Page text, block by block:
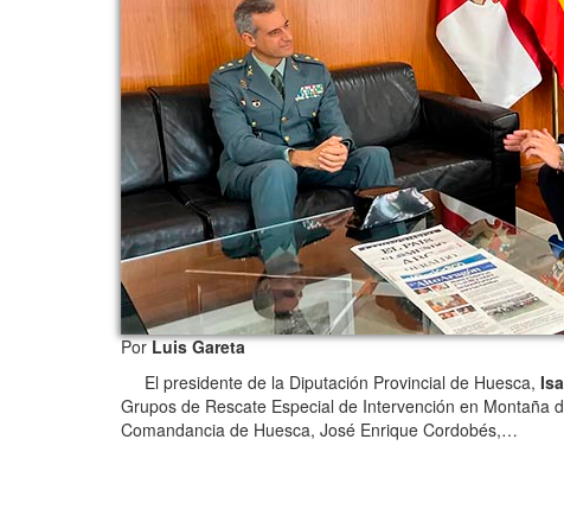
PorLuis Gareta
El presidente de la Diputación Provincial de Huesca,
Grupos de Rescate Especial de Intervención en
Comandancia de Huesca, José Enrique Cordobés,…